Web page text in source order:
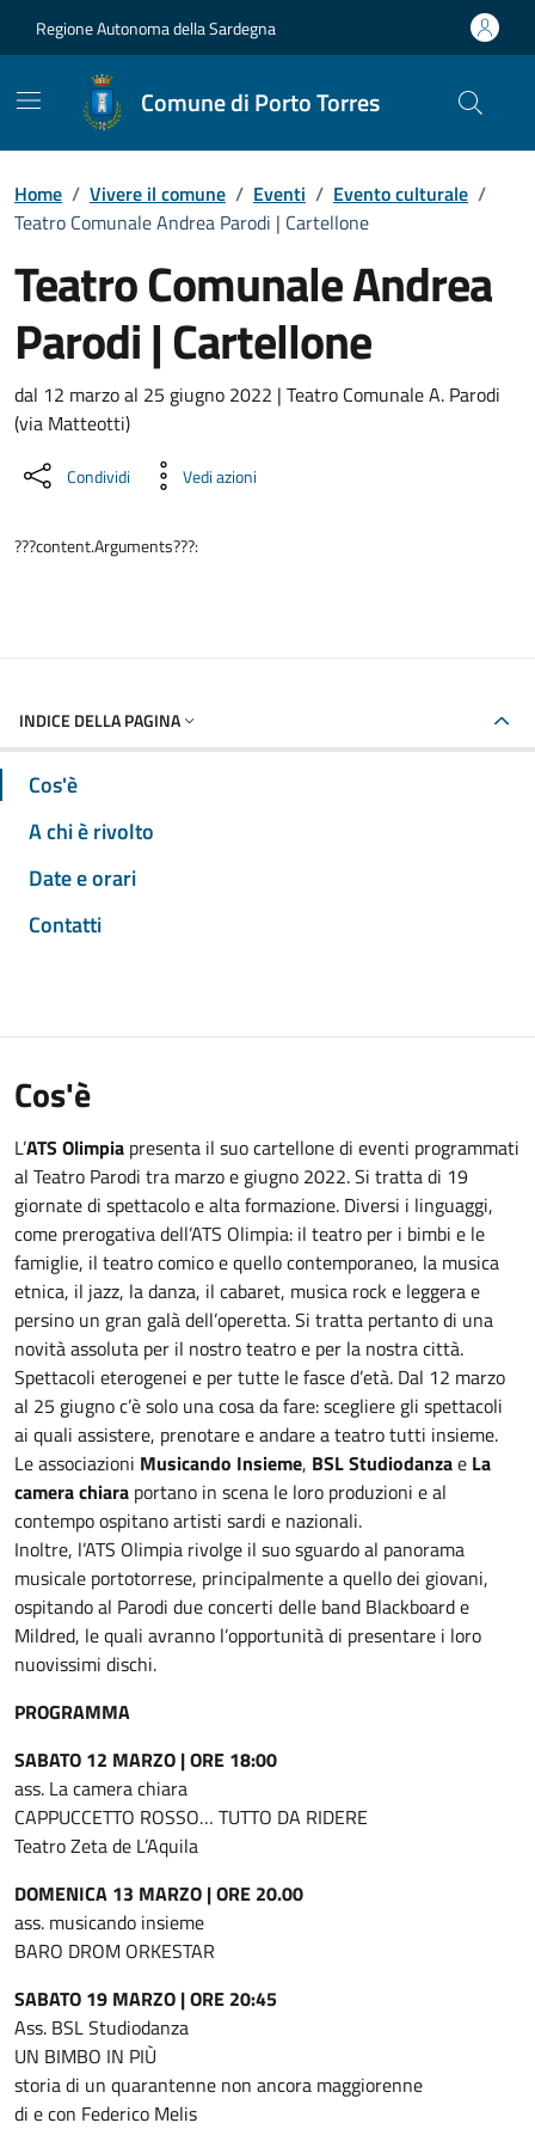
Regione Autonoma della Sardegna
Comune di Porto Torres
Home / Vivere il comune / Eventi / Evento culturale /
Teatro Comunale Andrea Parodi | Cartellone
Teatro Comunale Andrea
Parodi | Cartellone
Dettaglio dell'evento
dal 12 marzo al 25 giugno 2022 | Teatro Comunale A. Parodi
(via Matteotti)
Condividi Vedi azioni
???content.Arguments???:
INDICE DELLA PAGINA
Cos'è
A chi è rivolto
Date e orari
Contatti
Cos'è
L’ATS Olimpia presenta il suo cartellone di eventi programmati
al Teatro Parodi tra marzo e giugno 2022. Si tratta di 19
giornate di spettacolo e alta formazione. Diversi i linguaggi,
come prerogativa dell’ATS Olimpia: il teatro per i bimbi e le
famiglie, il teatro comico e quello contemporaneo, la musica
etnica, il jazz, la danza, il cabaret, musica rock e leggera e
persino un gran galà dell’operetta. Si tratta pertanto di una
novità assoluta per il nostro teatro e per la nostra città.
Spettacoli eterogenei e per tutte le fasce d’età. Dal 12 marzo
al 25 giugno c’è solo una cosa da fare: scegliere gli spettacoli
ai quali assistere, prenotare e andare a teatro tutti insieme.
Le associazioni Musicando Insieme, BSL Studiodanzae La
camera chiara portano in scena le loro produzioni e al
contempo ospitano artisti sardi e nazionali.
Inoltre, l’ATS Olimpia rivolge il suo sguardo al panorama
musicale portotorrese, principalmente a quello dei giovani,
ospitando al Parodi due concerti delle band Blackboard e
Mildred, le quali avranno l’opportunità di presentare i loro
nuovissimi dischi.
PROGRAMMA
SABATO 12 MARZO | ORE 18:00
ass. La camera chiara
CAPPUCCETTO ROSSO… TUTTO DA RIDERE
Teatro Zeta de L’Aquila
DOMENICA 13 MARZO | ORE 20.00
ass. musicando insieme
BARO DROM ORKESTAR
SABATO 19 MARZO | ORE 20:45
Ass. BSL Studiodanza
UN BIMBO IN PIÙ
storia di un quarantenne non ancora maggiorenne
di e con Federico Melis